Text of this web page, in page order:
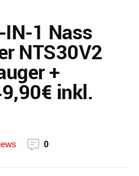
1 Nass
NTS30V2
+
inkl.
0